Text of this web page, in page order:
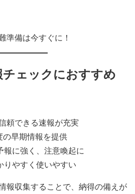
準備は今すぐに！
ェックにおすすめ
頼できる速報が充実
の早期情報を提供
報に強く、注意喚起に
りやすく使いやすい
報収集することで、納得の備えが